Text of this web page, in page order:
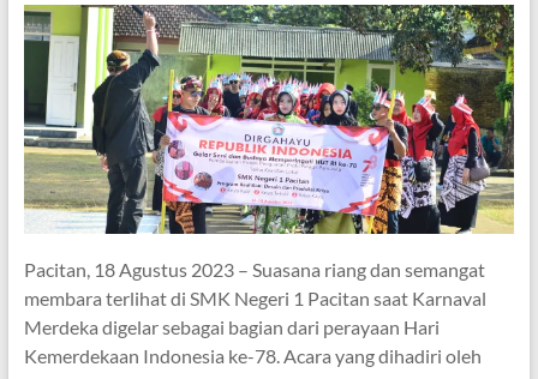
Pacitan, 18 Agustus 2023 – Suasana riang dan semangat
membara terlihat di SMK Negeri 1 Pacitan saat Karnaval
Merdeka digelar sebagai bagian dari perayaan Hari
Kemerdekaan Indonesia ke-78. Acara yang dihadiri oleh